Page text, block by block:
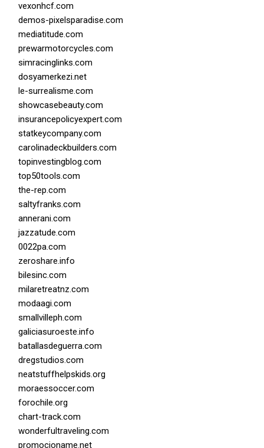
vexonhcf.com
demos-pixelsparadise.com
mediatitude.com
prewarmotorcycles.com
simracinglinks.com
dosyamerkezi.net
le-surrealisme.com
showcasebeauty.com
insurancepolicyexpert.com
statkeycompany.com
carolinadeckbuilders.com
topinvestingblog.com
top50tools.com
the-rep.com
saltyfranks.com
annerani.com
jazzatude.com
0022pa.com
zeroshare.info
bilesinc.com
milaretreatnz.com
modaagi.com
smallvilleph.com
galiciasuroeste.info
batallasdeguerra.com
dregstudios.com
neatstuffhelpskids.org
moraessoccer.com
forochile.org
chart-track.com
wonderfultraveling.com
promocioname.net